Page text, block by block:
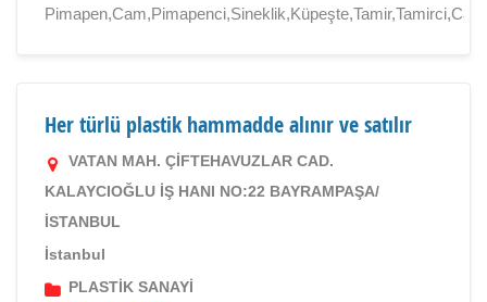
Her türlü plastik hammadde alınır ve satılır
VATAN MAH. ÇİFTEHAVUZLAR CAD.
KALAYCIOĞLU İŞ HANI NO:22 BAYRAMPAŞA/
İSTANBUL
İstanbul
PLASTİK SANAYİ